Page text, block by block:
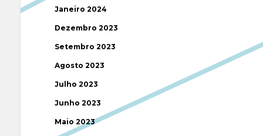
Janeiro 2024
Dezembro 2023
Setembro 2023
Agosto 2023
Julho 2023
Junho 2023
Maio 2023